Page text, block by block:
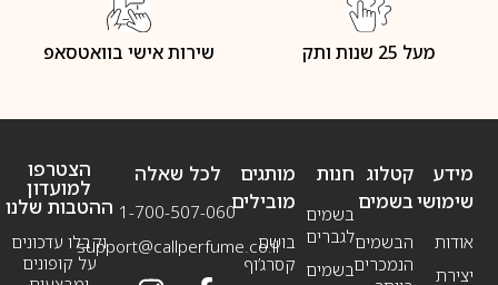
מעל 25 שנות ותק שירות אישי בוואטסאפ
מידע
שימושי
אודות
יצירת
חנות
בשמים
לגברים
בשמים
קטלוג
בשמים
הבשמים
הנמכרים
מותגים
מובילים
בושם
קסרג’וף
לכל שאלה
1-700-507-060
support@callperfume.co.il
הצטרפו
למועדון
ההטבות שלנו
וקבלו עדכונים
על קופונים